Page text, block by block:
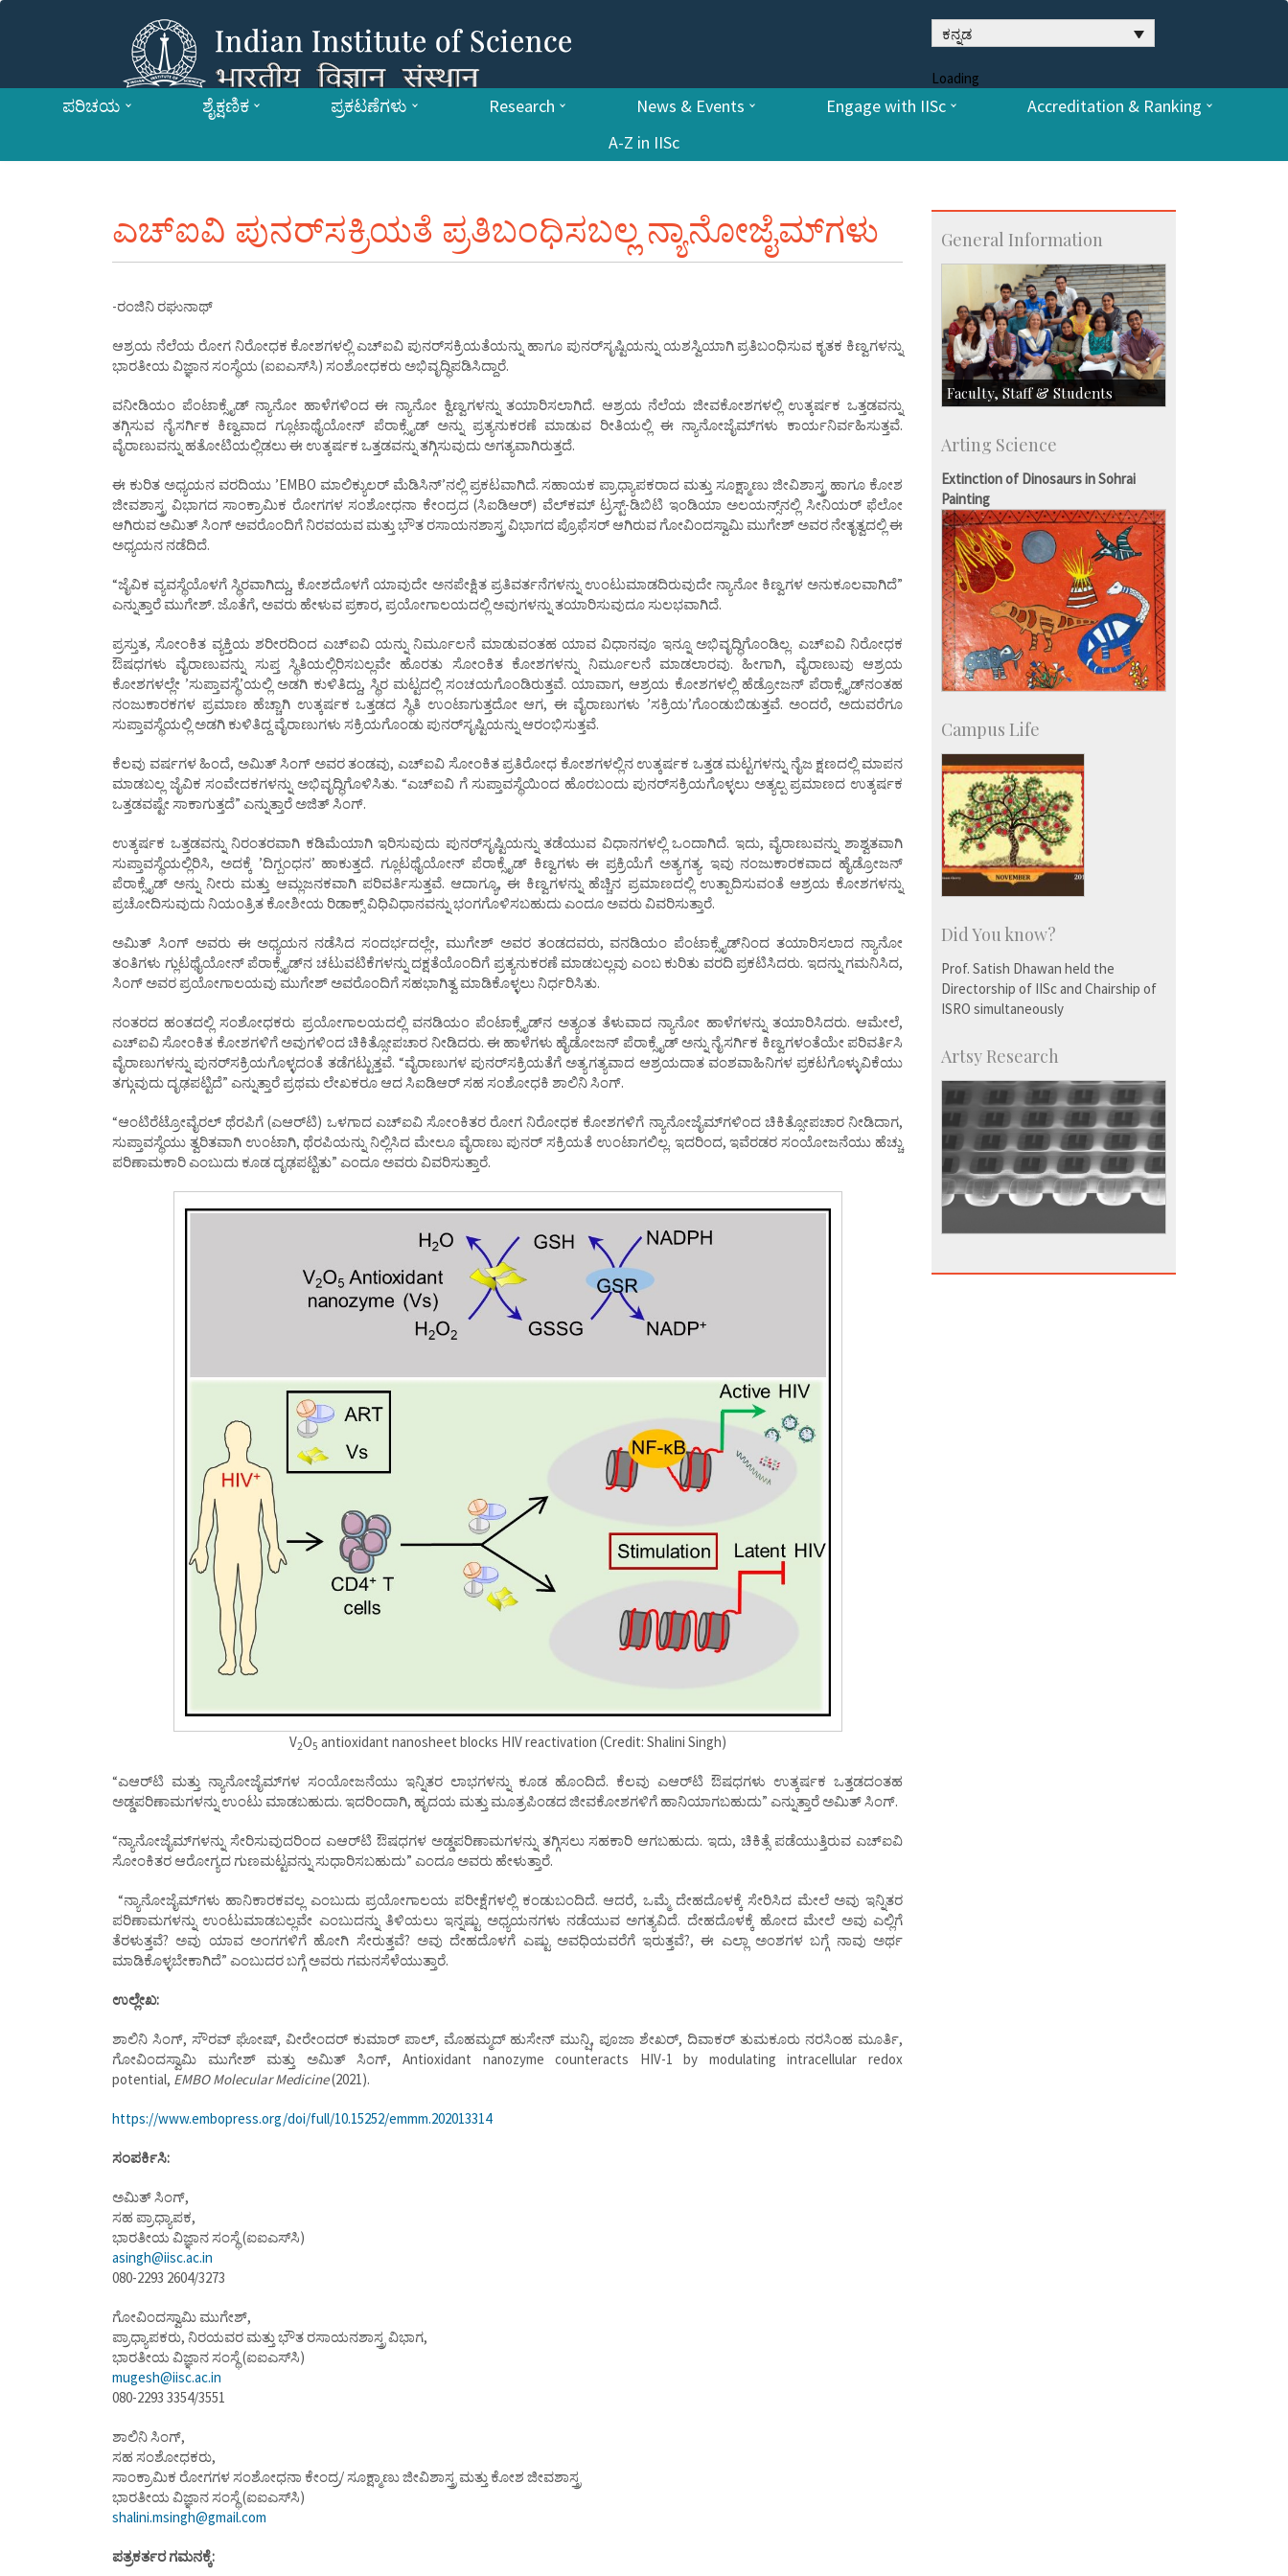
ಕನ್ನಡ
Loading
ಪರಿಚಯ ಶೈಕ್ಷಣಿಕ ಪ್ರಕಟಣೆಗಳು Research News & Events Engage with IISc
Accreditation & Ranking
A-Z in IISc
ಎಚ್‌ಐವಿ ಪುನರ್‌ಸಕ್ರಿಯತೆ ಪ್ರತಿಬಂಧಿಸಬಲ್ಲ ನ್ಯಾನೋಜೈಮ್‌ಗಳು
-ರಂಜಿನಿ ರಘುನಾಥ್
ಆಶ್ರಯ ನೆಲೆಯ ರೋಗ ನಿರೋಧಕ ಕೋಶಗಳಲ್ಲಿ ಎಚ್‌ಐವಿ ಪುನರ್‌ಸಕ್ರಿಯತೆಯನ್ನು ಹಾಗೂ ಪುನರ್‌ಸೃಷ್ಟಿಯನ್ನು ಯಶಸ್ವಿಯಾಗಿ ಪ್ರತಿಬಂಧಿಸುವ ಕೃತಕ ಕಿಣ್ವಗಳನ್ನು
ಭಾರತೀಯ ವಿಜ್ಞಾನ ಸಂಸ್ಥೆಯ (ಐಐಎಸ್‌ಸಿ) ಸಂಶೋಧಕರು ಅಭಿವೃದ್ಧಿಪಡಿಸಿದ್ದಾರೆ.
ವನೀಡಿಯಂ ಪೆಂಟಾಕ್ಸೈಡ್‌ ನ್ಯಾನೋ ಹಾಳೆಗಳಿಂದ ಈ ನ್ಯಾನೋ ಕ್ವಿಣ್ವಗಳನ್ನು ತಯಾರಿಸಲಾಗಿದೆ. ಆಶ್ರಯ ನೆಲೆಯ ಜೀವಕೋಶಗಳಲ್ಲಿ ಉತ್ಕರ್ಷಕ ಒತ್ತಡವನ್ನು
ತಗ್ಗಿಸುವ ನೈಸರ್ಗಿಕ ಕಿಣ್ವವಾದ ಗ್ಲೂಟಾಥೈಯೋನ್‌ ಪೆರಾಕ್ಸೈಡ್‌ ಅನ್ನು ಪ್ರತ್ಯನುಕರಣೆ ಮಾಡುವ ರೀತಿಯಲ್ಲಿ ಈ ನ್ಯಾನೋಜೈಮ್‌ಗಳು ಕಾರ್ಯನಿರ್ವಹಿಸುತ್ತವೆ.
ವೈರಾಣುವನ್ನು ಹತೋಟಿಯಲ್ಲಿಡಲು ಈ ಉತ್ಕರ್ಷಕ ಒತ್ತಡವನ್ನು ತಗ್ಗಿಸುವುದು ಅಗತ್ಯವಾಗಿರುತ್ತದೆ.
ಈ ಕುರಿತ ಅಧ್ಯಯನ ವರದಿಯು ʼEMBO ಮಾಲಿಕ್ಯುಲರ್‌ ಮೆಡಿಸಿನ್‌ʼನಲ್ಲಿ ಪ್ರಕಟವಾಗಿದೆ. ಸಹಾಯಕ ಪ್ರಾಧ್ಯಾಪಕರಾದ ಮತ್ತು ಸೂಕ್ಷ್ಮಾಣು ಜೀವಿಶಾಸ್ತ್ರ ಹಾಗೂ ಕೋಶ
ಜೀವಶಾಸ್ತ್ರ ವಿಭಾಗದ ಸಾಂಕ್ರಾಮಿಕ ರೋಗಗಳ ಸಂಶೋಧನಾ ಕೇಂದ್ರದ (ಸಿಐಡಿಆರ್) ವೆಲ್‌ಕಮ್‌ ಟ್ರಸ್ಟ್‌-ಡಿಬಿಟಿ ಇಂಡಿಯಾ ಅಲಯನ್ಸ್‌ನಲ್ಲಿ ಸೀನಿಯರ್‌ ಫೆಲೋ
ಆಗಿರುವ ಅಮಿತ್‌ ಸಿಂಗ್‌ ಅವರೊಂದಿಗೆ ನಿರವಯವ ಮತ್ತು ಭೌತ ರಸಾಯನಶಾಸ್ತ್ರ ವಿಭಾಗದ ಪ್ರೊಫೆಸರ್‌ ಆಗಿರುವ ಗೋವಿಂದಸ್ವಾಮಿ ಮುಗೇಶ್‌ ಅವರ ನೇತೃತ್ವದಲ್ಲಿ ಈ
ಅಧ್ಯಯನ ನಡೆದಿದೆ.
“ಜೈವಿಕ ವ್ಯವಸ್ಥೆಯೊಳಗೆ ಸ್ಥಿರವಾಗಿದ್ದು, ಕೋಶದೊಳಗೆ ಯಾವುದೇ ಅನಪೇಕ್ಷಿತ ಪ್ರತಿವರ್ತನೆಗಳನ್ನು ಉಂಟುಮಾಡದಿರುವುದೇ ನ್ಯಾನೋ ಕಿಣ್ವಗಳ ಅನುಕೂಲವಾಗಿದೆ”
ಎನ್ನುತ್ತಾರೆ ಮುಗೇಶ್‌. ಜೊತೆಗೆ, ಅವರು ಹೇಳುವ ಪ್ರಕಾರ, ಪ್ರಯೋಗಾಲಯದಲ್ಲಿ ಅವುಗಳನ್ನು ತಯಾರಿಸುವುದೂ ಸುಲಭವಾಗಿದೆ.
ಪ್ರಸ್ತುತ, ಸೋಂಕಿತ ವ್ಯಕ್ತಿಯ ಶರೀರದಿಂದ ಎಚ್‌ಐವಿ ಯನ್ನು ನಿರ್ಮೂಲನೆ ಮಾಡುವಂತಹ ಯಾವ ವಿಧಾನವೂ ಇನ್ನೂ ಅಭಿವೃದ್ಧಿಗೊಂಡಿಲ್ಲ. ಎಚ್‌ಐವಿ ನಿರೋಧಕ
ಔಷಧಗಳು ವೈರಾಣುವನ್ನು ಸುಪ್ತ ಸ್ಥಿತಿಯಲ್ಲಿರಿಸಬಲ್ಲವೇ ಹೊರತು ಸೋಂಕಿತ ಕೋಶಗಳನ್ನು ನಿರ್ಮೂಲನೆ ಮಾಡಲಾರವು. ಹೀಗಾಗಿ, ವೈರಾಣುವು ಆಶ್ರಯ
ಕೋಶಗಳಲ್ಲೇ ʼಸುಪ್ತಾವಸ್ಥೆʼಯಲ್ಲಿ ಅಡಗಿ ಕುಳಿತಿದ್ದು, ಸ್ಥಿರ ಮಟ್ಟದಲ್ಲಿ ಸಂಚಯಗೊಂಡಿರುತ್ತವೆ. ಯಾವಾಗ, ಆಶ್ರಯ ಕೋಶಗಳಲ್ಲಿ ಹೆಡ್ರೋಜನ್‌ ಪೆರಾಕ್ಸೈಡ್‌ನಂತಹ
ನಂಜುಕಾರಕಗಳ ಪ್ರಮಾಣ ಹೆಚ್ಚಾಗಿ ಉತ್ಕರ್ಷಕ ಒತ್ತಡದ ಸ್ಥಿತಿ ಉಂಟಾಗುತ್ತದೋ ಆಗ, ಈ ವೈರಾಣುಗಳು ʼಸಕ್ರಿಯʼಗೊಂಡುಬಿಡುತ್ತವೆ. ಅಂದರೆ, ಅದುವರೆಗೂ
ಸುಪ್ತಾವಸ್ಥೆಯಲ್ಲಿ ಅಡಗಿ ಕುಳಿತಿದ್ದ ವೈರಾಣುಗಳು ಸಕ್ರಿಯಗೊಂಡು ಪುನರ್‌ಸೃಷ್ಟಿಯನ್ನು ಆರಂಭಿಸುತ್ತವೆ.
ಕೆಲವು ವರ್ಷಗಳ ಹಿಂದೆ, ಅಮಿತ್‌ ಸಿಂಗ್‌ ಅವರ ತಂಡವು, ಎಚ್‌ಐವಿ ಸೋಂಕಿತ ಪ್ರತಿರೋಧ ಕೋಶಗಳಲ್ಲಿನ ಉತ್ಕರ್ಷಕ ಒತ್ತಡ ಮಟ್ಟಗಳನ್ನು ನೈಜ ಕ್ಷಣದಲ್ಲಿ ಮಾಪನ
ಮಾಡಬಲ್ಲ ಜೈವಿಕ ಸಂವೇದಕಗಳನ್ನು ಅಭಿವೃದ್ಧಿಗೊಳಿಸಿತು. “ಎಚ್‌ಐವಿ ಗೆ ಸುಪ್ತಾವಸ್ಥೆಯಿಂದ ಹೊರಬಂದು ಪುನರ್‌ಸಕ್ರಿಯಗೊಳ್ಳಲು ಅತ್ಯಲ್ಪ ಪ್ರಮಾಣದ ಉತ್ಕರ್ಷಕ
ಒತ್ತಡವಷ್ಟೇ ಸಾಕಾಗುತ್ತದೆ” ಎನ್ನುತ್ತಾರೆ ಅಜಿತ್‌ ಸಿಂಗ್‌.
ಉತ್ಕರ್ಷಕ ಒತ್ತಡವನ್ನು ನಿರಂತರವಾಗಿ ಕಡಿಮೆಯಾಗಿ ಇರಿಸುವುದು ಪುನರ್‌ಸೃಷ್ಟಿಯನ್ನು ತಡೆಯುವ ವಿಧಾನಗಳಲ್ಲಿ ಒಂದಾಗಿದೆ. ಇದು, ವೈರಾಣುವನ್ನು ಶಾಶ್ವತವಾಗಿ
ಸುಪ್ತಾವಸ್ಥೆಯಲ್ಲಿರಿಸಿ, ಅದಕ್ಕೆ ʼದಿಗ್ಬಂಧನʼ ಹಾಕುತ್ತದೆ. ಗ್ಲೂಟಥೈಯೋನ್‌ ಪೆರಾಕ್ಸೈಡ್‌ ಕಿಣ್ವಗಳು ಈ ಪ್ರಕ್ರಿಯೆಗೆ ಅತ್ಯಗತ್ಯ. ಇವು ನಂಜುಕಾರಕವಾದ ಹೈಡ್ರೋಜನ್‌
ಪೆರಾಕ್ಸೈಡ್‌ ಅನ್ನು ನೀರು ಮತ್ತು ಆಮ್ಲಜನಕವಾಗಿ ಪರಿವರ್ತಿಸುತ್ತವೆ. ಆದಾಗ್ಯೂ, ಈ ಕಿಣ್ವಗಳನ್ನು ಹೆಚ್ಚಿನ ಪ್ರಮಾಣದಲ್ಲಿ ಉತ್ಪಾದಿಸುವಂತೆ ಆಶ್ರಯ ಕೋಶಗಳನ್ನು
ಪ್ರಚೋದಿಸುವುದು ನಿಯಂತ್ರಿತ ಕೋಶೀಯ ರಿಡಾಕ್ಸ್‌ ವಿಧಿವಿಧಾನವನ್ನು ಭಂಗಗೊಳಿಸಬಹುದು ಎಂದೂ ಅವರು ವಿವರಿಸುತ್ತಾರೆ.
ಅಮಿತ್‌ ಸಿಂಗ್‌ ಅವರು ಈ ಅಧ್ಯಯನ ನಡೆಸಿದ ಸಂದರ್ಭದಲ್ಲೇ, ಮುಗೇಶ್‌ ಅವರ ತಂಡದವರು, ವನಡಿಯಂ ಪೆಂಟಾಕ್ಸೈಡ್‌ನಿಂದ ತಯಾರಿಸಲಾದ ನ್ಯಾನೋ
ತಂತಿಗಳು ಗ್ಲುಟಥೈಯೋನ್‌ ಪೆರಾಕ್ಸೈಡ್‌ನ ಚಟುವಟಿಕೆಗಳನ್ನು ದಕ್ಷತೆಯೊಂದಿಗೆ ಪ್ರತ್ಯನುಕರಣೆ ಮಾಡಬಲ್ಲವು ಎಂಬ ಕುರಿತು ವರದಿ ಪ್ರಕಟಿಸಿದರು. ಇದನ್ನು ಗಮನಿಸಿದ,
ಸಿಂಗ್‌ ಅವರ ಪ್ರಯೋಗಾಲಯವು ಮುಗೇಶ್‌ ಅವರೊಂದಿಗೆ ಸಹಭಾಗಿತ್ವ ಮಾಡಿಕೊಳ್ಳಲು ನಿರ್ಧರಿಸಿತು.
ನಂತರದ ಹಂತದಲ್ಲಿ ಸಂಶೋಧಕರು ಪ್ರಯೋಗಾಲಯದಲ್ಲಿ ವನಡಿಯಂ ಪೆಂಟಾಕ್ಸೈಡ್‌ನ ಅತ್ಯಂತ ತೆಳುವಾದ ನ್ಯಾನೋ ಹಾಳೆಗಳನ್ನು ತಯಾರಿಸಿದರು. ಆಮೇಲೆ,
ಎಚ್‌ಐವಿ ಸೋಂಕಿತ ಕೋಶಗಳಿಗೆ ಅವುಗಳಿಂದ ಚಿಕಿತ್ಸೋಪಚಾರ ನೀಡಿದರು. ಈ ಹಾಳೆಗಳು ಹೈಡೋಜನ್‌ ಪೆರಾಕ್ಸೈಡ್‌ ಅನ್ನು ನೈಸರ್ಗಿಕ ಕಿಣ್ವಗಳಂತೆಯೇ ಪರಿವರ್ತಿಸಿ
ವೈರಾಣುಗಳನ್ನು ಪುನರ್‌ಸಕ್ರಿಯಗೊಳ್ಳದಂತೆ ತಡೆಗಟ್ಟುತ್ತವೆ. “ವೈರಾಣುಗಳ ಪುನರ್‌ಸಕ್ರಿಯತೆಗೆ ಅತ್ಯಗತ್ಯವಾದ ಆಶ್ರಯದಾತ ವಂಶವಾಹಿನಿಗಳ ಪ್ರಕಟಗೊಳ್ಳುವಿಕೆಯು
ತಗ್ಗುವುದು ದೃಢಪಟ್ಟಿದೆ” ಎನ್ನುತ್ತಾರೆ ಪ್ರಥಮ ಲೇಖಕರೂ ಆದ ಸಿಐಡಿಆರ್‌ ಸಹ ಸಂಶೋಧಕಿ ಶಾಲಿನಿ ಸಿಂಗ್‌.
“ಆಂಟಿರೆಟ್ರೋವೈರಲ್‌ ಥೆರಪಿಗೆ (ಎಆರ್‌ಟಿ) ಒಳಗಾದ ಎಚ್‌ಐವಿ ಸೋಂಕಿತರ ರೋಗ ನಿರೋಧಕ ಕೋಶಗಳಿಗೆ ನ್ಯಾನೋಜೈಮ್‌ಗಳಿಂದ ಚಿಕಿತ್ಸೋಪಚಾರ ನೀಡಿದಾಗ,
ಸುಪ್ತಾವಸ್ಥೆಯು ತ್ವರಿತವಾಗಿ ಉಂಟಾಗಿ, ಥೆರಪಿಯನ್ನು ನಿಲ್ಲಿಸಿದ ಮೇಲೂ ವೈರಾಣು ಪುನರ್‌ ಸಕ್ರಿಯತೆ ಉಂಟಾಗಲಿಲ್ಲ. ಇದರಿಂದ, ಇವೆರಡರ ಸಂಯೋಜನೆಯು ಹೆಚ್ಚು
ಪರಿಣಾಮಕಾರಿ ಎಂಬುದು ಕೂಡ ದೃಢಪಟ್ಟಿತು” ಎಂದೂ ಅವರು ವಿವರಿಸುತ್ತಾರೆ.
V2O5 antioxidant nanosheet blocks HIV reactivation (Credit: Shalini Singh)
“ಎಆರ್‌ಟಿ ಮತ್ತು ನ್ಯಾನೋಜೈಮ್‌ಗಳ ಸಂಯೋಜನೆಯು ಇನ್ನಿತರ ಲಾಭಗಳನ್ನು ಕೂಡ ಹೊಂದಿದೆ. ಕೆಲವು ಎಆರ್‌ಟಿ ಔಷಧಗಳು ಉತ್ಕರ್ಷಕ ಒತ್ತಡದಂತಹ
ಅಡ್ಡಪರಿಣಾಮಗಳನ್ನು ಉಂಟು ಮಾಡಬಹುದು. ಇದರಿಂದಾಗಿ, ಹೃದಯ ಮತ್ತು ಮೂತ್ರಪಿಂಡದ ಜೀವಕೋಶಗಳಿಗೆ ಹಾನಿಯಾಗಬಹುದು” ಎನ್ನುತ್ತಾರೆ ಅಮಿತ್‌ ಸಿಂಗ್‌.
“ನ್ಯಾನೋಜೈಮ್‌ಗಳನ್ನು ಸೇರಿಸುವುದರಿಂದ ಎಆರ್‌ಟಿ ಔಷಧಗಳ ಅಡ್ಡಪರಿಣಾಮಗಳನ್ನು ತಗ್ಗಿಸಲು ಸಹಕಾರಿ ಆಗಬಹುದು. ಇದು, ಚಿಕಿತ್ಸೆ ಪಡೆಯುತ್ತಿರುವ ಎಚ್‌ಐವಿ
ಸೋಂಕಿತರ ಆರೋಗ್ಯದ ಗುಣಮಟ್ಟವನ್ನು ಸುಧಾರಿಸಬಹುದು” ಎಂದೂ ಅವರು ಹೇಳುತ್ತಾರೆ.
“ನ್ಯಾನೋಜೈಮ್‌ಗಳು ಹಾನಿಕಾರಕವಲ್ಲ ಎಂಬುದು ಪ್ರಯೋಗಾಲಯ ಪರೀಕ್ಷೆಗಳಲ್ಲಿ ಕಂಡುಬಂದಿದೆ. ಆದರೆ, ಒಮ್ಮೆ ದೇಹದೊಳಕ್ಕೆ ಸೇರಿಸಿದ ಮೇಲೆ ಅವು ಇನ್ನಿತರ
ಪರಿಣಾಮಗಳನ್ನು ಉಂಟುಮಾಡಬಲ್ಲವೇ ಎಂಬುದನ್ನು ತಿಳಿಯಲು ಇನ್ನಷ್ಟು ಅಧ್ಯಯನಗಳು ನಡೆಯುವ ಅಗತ್ಯವಿದೆ. ದೇಹದೊಳಕ್ಕೆ ಹೋದ ಮೇಲೆ ಅವು ಎಲ್ಲಿಗೆ
ತೆರಳುತ್ತವೆ? ಅವು ಯಾವ ಅಂಗಗಳಿಗೆ ಹೋಗಿ ಸೇರುತ್ತವೆ? ಅವು ದೇಹದೊಳಗೆ ಎಷ್ಟು ಅವಧಿಯವರೆಗೆ ಇರುತ್ತವೆ?, ಈ ಎಲ್ಲಾ ಅಂಶಗಳ ಬಗ್ಗೆ ನಾವು ಅರ್ಥ
ಮಾಡಿಕೊಳ್ಳಬೇಕಾಗಿದೆ” ಎಂಬುದರ ಬಗ್ಗೆ ಅವರು ಗಮನಸೆಳೆಯುತ್ತಾರೆ.
ಉಲ್ಲೇಖ:
ಶಾಲಿನಿ ಸಿಂಗ್‌, ಸೌರವ್‌ ಘೋಷ್‌, ವೀರೇಂದರ್‌ ಕುಮಾರ್‌ ಪಾಲ್‌, ಮೊಹಮ್ಮದ್‌ ಹುಸೇನ್‌ ಮುನ್ಷಿ, ಪೂಜಾ ಶೇಖರ್‌, ದಿವಾಕರ್‌ ತುಮಕೂರು ನರಸಿಂಹ ಮೂರ್ತಿ,
ಗೋವಿಂದಸ್ವಾಮಿ ಮುಗೇಶ್‌ ಮತ್ತು ಅಮಿತ್‌ ಸಿಂಗ್‌, Antioxidant nanozyme counteracts HIV-1 by modulating intracellular redox
potential, EMBO Molecular Medicine(2021).
https://www.embopress.org/doi/full/10.15252/emmm.202013314
ಸಂಪರ್ಕಿಸಿ:
ಅಮಿತ್‌ ಸಿಂಗ್‌,
ಸಹ ಪ್ರಾಧ್ಯಾಪಕ,
ಭಾರತೀಯ ವಿಜ್ಞಾನ ಸಂಸ್ಥೆ (ಐಐಎಸ್‌ಸಿ)
asingh@iisc.ac.in
080-2293 2604/3273
ಗೋವಿಂದಸ್ವಾಮಿ ಮುಗೇಶ್‌,
ಪ್ರಾಧ್ಯಾಪಕರು, ನಿರಯವರ ಮತ್ತು ಭೌತ ರಸಾಯನಶಾಸ್ತ್ರ ವಿಭಾಗ,
ಭಾರತೀಯ ವಿಜ್ಞಾನ ಸಂಸ್ಥೆ (ಐಐಎಸ್‌ಸಿ)
mugesh@iisc.ac.in
080-2293 3354/3551
ಶಾಲಿನಿ ಸಿಂಗ್‌,
ಸಹ ಸಂಶೋಧಕರು,
ಸಾಂಕ್ರಾಮಿಕ ರೋಗಗಳ ಸಂಶೋಧನಾ ಕೇಂದ್ರ/ ಸೂಕ್ಷ್ಮಾಣು ಜೀವಿಶಾಸ್ತ್ರ ಮತ್ತು ಕೋಶ ಜೀವಶಾಸ್ತ್ರ
ಭಾರತೀಯ ವಿಜ್ಞಾನ ಸಂಸ್ಥೆ (ಐಐಎಸ್‌ಸಿ)
shalini.msingh@gmail.com
ಪತ್ರಕರ್ತರ ಗಮನಕ್ಕೆ:
General Information
Faculty, Staff & Students
Students
Arting Science
Extinction of Dinosaurs in Sohrai
Painting
Campus Life
Did You know?
Prof. Satish Dhawan held the
Directorship of IISc and Chairship of
ISRO simultaneously
Artsy Research